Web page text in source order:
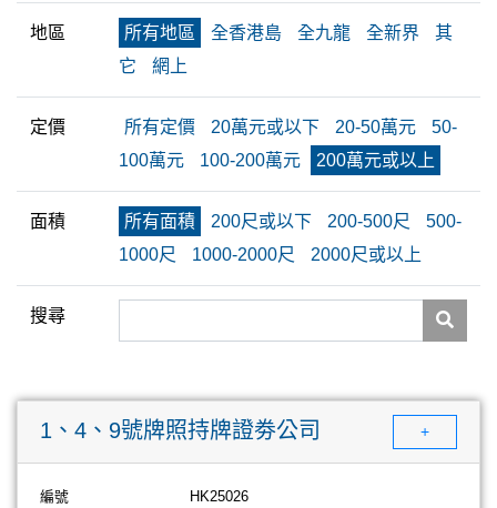
地區 所有地區 全香港島 全九龍 全新界
其
它
網上
定價 所有定價 20萬元或以下 20-50萬元
50-
100萬元
100-200萬元 200萬元或以上
面積 所有面積 200尺或以下 200-500尺
500-
1000尺
1000-2000尺 2000尺或以上
搜尋
1、4、9號牌照持牌證劵公司 +
編號
HK25026